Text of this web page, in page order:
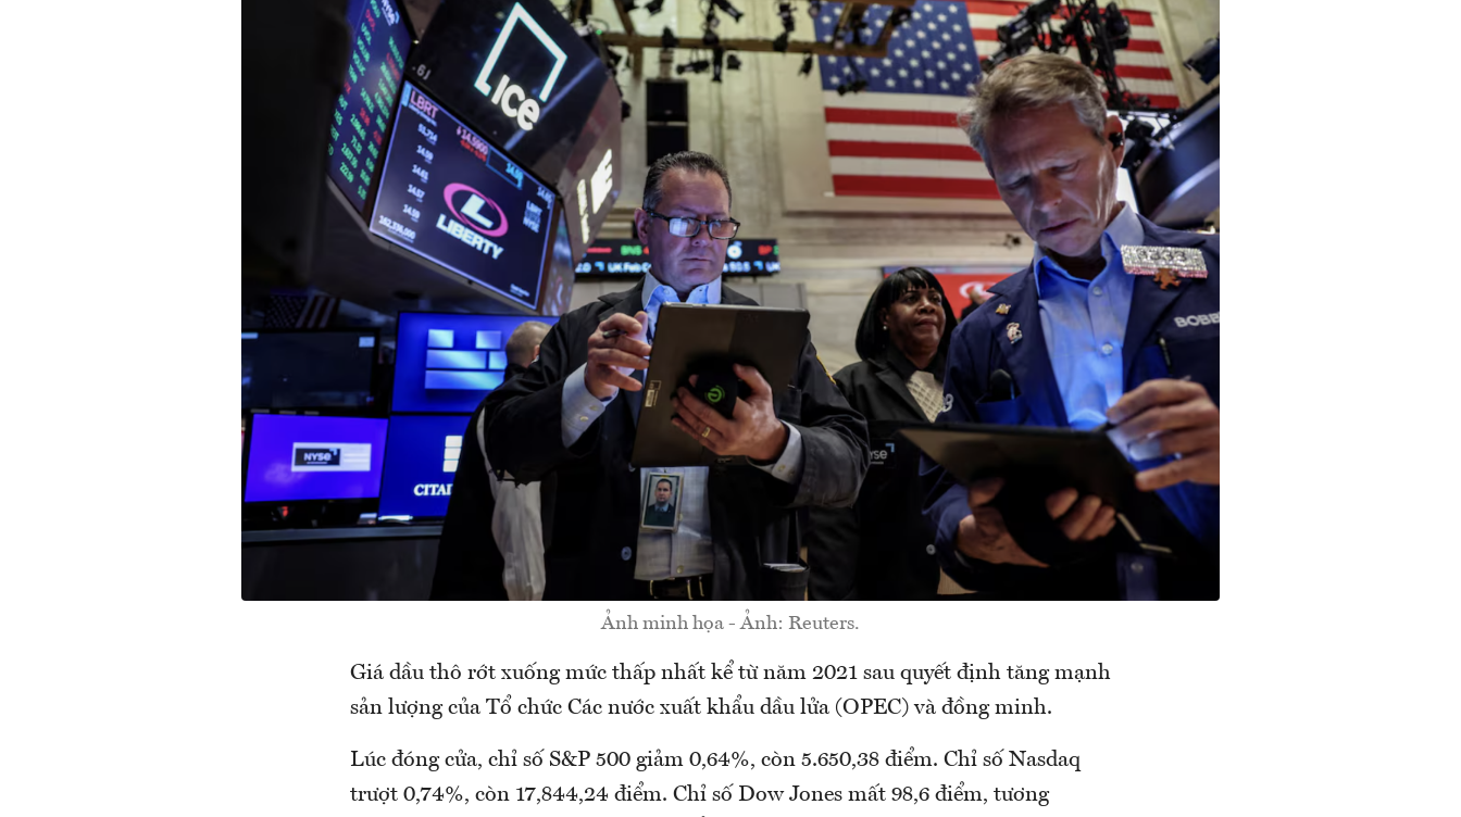
Ảnh minh họa - Ảnh: Reuters.
Giá dầu thô rớt xuống mức thấp nhất kể từ năm 2021 sau quyết định tăng mạnh
sản lượng của Tổ chức Các nước xuất khẩu dầu lửa (OPEC) và đồng minh.
Lúc đóng cửa, chỉ số S&P 500 giảm 0,64%, còn 5.650,38 điểm. Chỉ số Nasdaq
trượt 0,74%, còn 17,844,24 điểm. Chỉ số Dow Jones mất 98,6 điểm, tương